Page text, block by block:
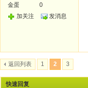
金蛋
0
加关注
发消息
返回列表 1 2 3
快速回复